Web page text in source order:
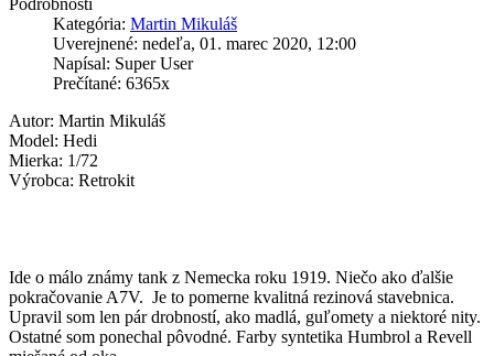
Kategória: Martin Mikuláš
Uverejnené: nedeľa, 01. marec 2020, 12:00
Napísal: Super User
Prečítané: 6365x
Autor: Martin Mikuláš
Model: Hedi
Mierka: 1/72
Výrobca: Retrokit
Ide o málo známy tank z Nemecka roku 1919. Niečo ako ďalšie
pokračovanie A7V. Je to pomerne kvalitná rezinová stavebnica.
Upravil som len pár drobností, ako madlá, guľomety a niektoré nity.
Ostatné som ponechal pôvodné. Farby syntetika Humbrol a Revell